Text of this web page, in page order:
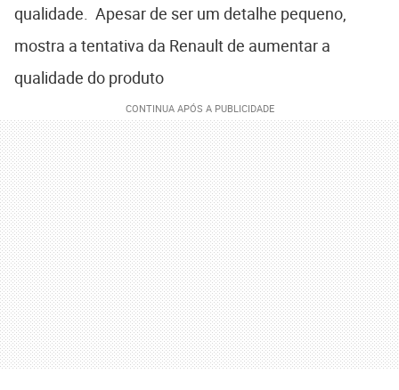
qualidade. Apesar de ser um detalhe pequeno,
mostra a tentativa da Renault de aumentar a
qualidade do produto